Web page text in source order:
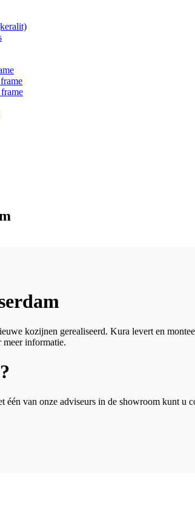
kozijnen gerealiseerd. Kura levert en
meer informatie.
één van onze adviseurs in de showroom kunt